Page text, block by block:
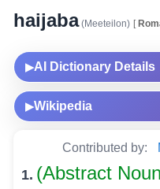
haijaba(Meeteilon) [
▶AI Dictionary Details
▶Wikipedia
Contributed by:
1. (Abstract